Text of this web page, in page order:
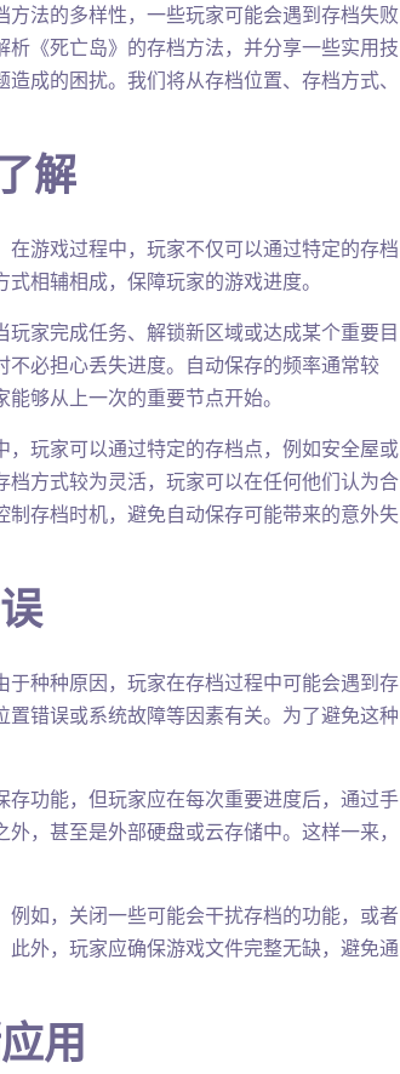
法的多样性，一些玩家可能会遇到存档失败
《死亡岛》的存档方法，并分享一些实用技
成的困扰。我们将从存档位置、存档方式、
解
在游戏过程中，玩家不仅可以通过特定的存档
相辅相成，保障玩家的游戏进度。
家完成任务、解锁新区域或达成某个重要目
必担心丢失进度。自动保存的频率通常较
够从上一次的重要节点开始。
玩家可以通过特定的存档点，例如安全屋或
方式较为灵活，玩家可以在任何他们认为合
存档时机，避免自动保存可能带来的意外失
种种原因，玩家在存档过程中可能会遇到存
错误或系统故障等因素有关。为了避免这种
功能，但玩家应在每次重要进度后，通过手
，甚至是外部硬盘或云存储中。这样一来，
如，关闭一些可能会干扰存档的功能，或者
外，玩家应确保游戏文件完整无缺，避免通
用